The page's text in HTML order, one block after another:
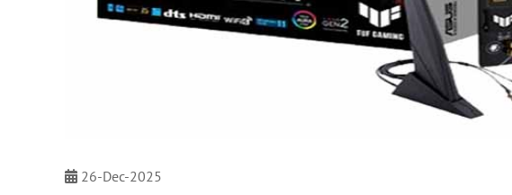
26-Dec-2025